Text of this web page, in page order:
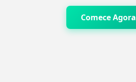
Comece Agora